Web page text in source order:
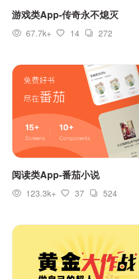
游戏类App-传奇永不熄灭
67.7k+ 14 272
阅读类App-番茄小说
123.3k+ 37 524